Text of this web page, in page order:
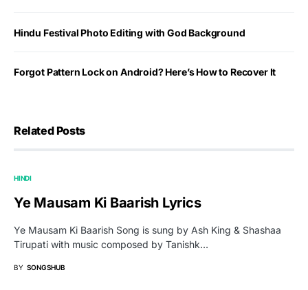
Hindu Festival Photo Editing with God Background
Forgot Pattern Lock on Android? Here’s How to Recover It
Related Posts
HINDI
Ye Mausam Ki Baarish Lyrics
Ye Mausam Ki Baarish Song is sung by Ash King & Shashaa
Tirupati with music composed by Tanishk…
BY SONGSHUB